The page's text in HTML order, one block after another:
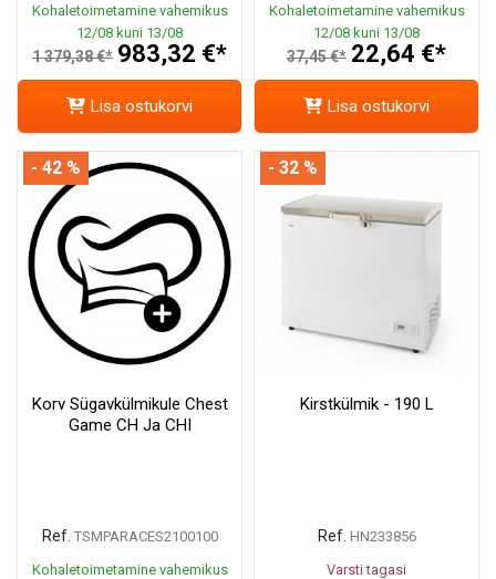
Kohaletoimetamine vahemikus
12/08 kuni 13/08
1 379,38 €* 983,32 €*
Lisa ostukorvi
Kohaletoimetamine vahemikus
12/08 kuni 13/08
37,45 €* 22,64 €*
Lisa ostukorvi
Korv Sügavkülmikule Chest
Game CH Ja CHI
Ref. TSMPARACES2100100
Kohaletoimetamine vahemikus
- 42 %
Kirstkülmik - 190 L
Ref. HN233856
Varsti tagasi
- 32 %